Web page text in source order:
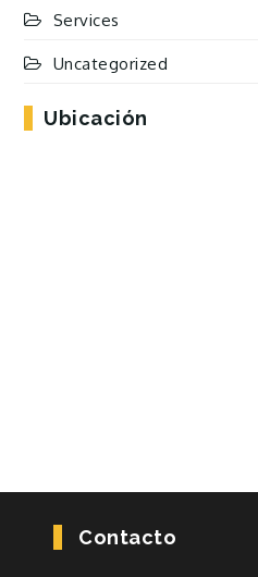
Services
Uncategorized
Ubicación
Contacto